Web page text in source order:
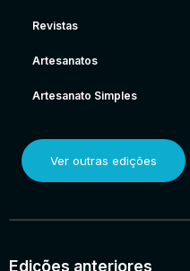
Revistas
Artesanatos
Artesanato Simples
Ver outras edições
Edições anteriores